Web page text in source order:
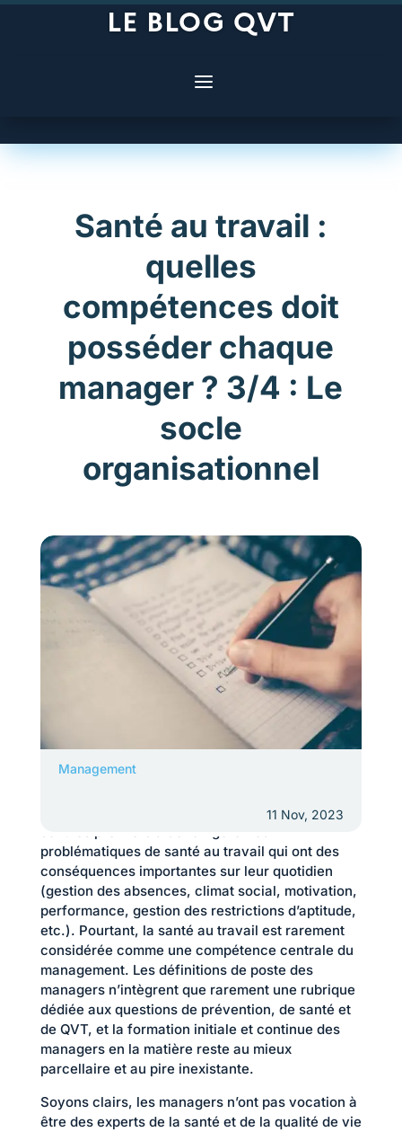
LE BLOG QVT
Santé au travail :
quelles
compétences doit
posséder chaque
manager ? 3/4 : Le
socle
organisationnel
Management
11 Nov, 2023
En matière de santé et de qualité de vie au
cadre paradoxal. Les managers opérationnels
problématiques de santé au travail qui ont des
conséquences importantes sur leur quotidien
(gestion des absences, climat social, motivation,
performance, gestion des restrictions d’aptitude,
etc.). Pourtant, la santé au travail est rarement
considérée comme une compétence centrale du
management. Les définitions de poste des
managers n’intègrent que rarement une rubrique
dédiée aux questions de prévention, de santé et
de QVT, et la formation initiale et continue des
managers en la matière reste au mieux
parcellaire et au pire inexistante.
Soyons clairs, les managers n’ont pas vocation à
être des experts de la santé et de la qualité de vie